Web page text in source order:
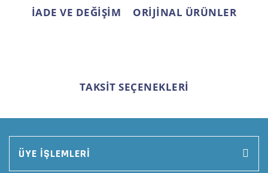
İADE VE DEĞİŞİM ORİJİNAL ÜRÜNLER
TAKSİT SEÇENEKLERİ
ÜYE İŞLEMLERİ